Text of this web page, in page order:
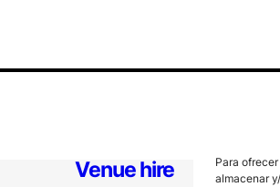
Para
almacenar
Venue hire